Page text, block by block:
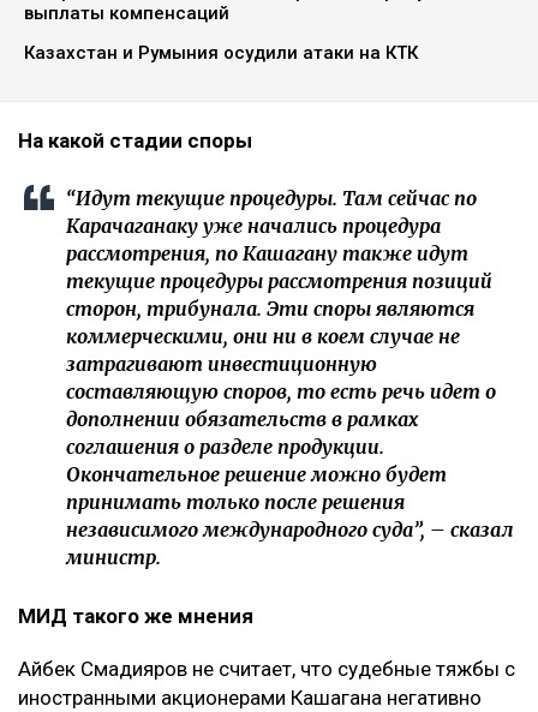
выплаты компенсаций
Казахстан и Румыния осудили атаки на КТК
На какой стадии споры
“Идут текущие процедуры. Там сейчас по
Карачаганаку уже начались процедура
рассмотрения, по Кашагану также идут
текущие процедуры рассмотрения позиций
сторон, трибунала. Эти споры являются
коммерческими, они ни в коем случае не
затрагивают инвестиционную
составляющую споров, то есть речь идет о
дополнении обязательств в рамках
соглашения о разделе продукции.
Окончательное решение можно будет
принимать только после решения
независимого международного суда”, – сказал
министр.
МИД такого же мнения
Айбек Смадияров не считает, что судебные тяжбы с
иностранными акционерами Кашагана негативно